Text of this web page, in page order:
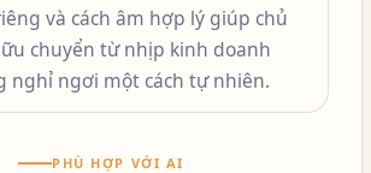
và cách âm hợp lý giúp chủ
chuyển từ nhịp kinh doanh
nghỉ ngơi một cách tự nhiên.
PHÙ HỢP VỚI AI